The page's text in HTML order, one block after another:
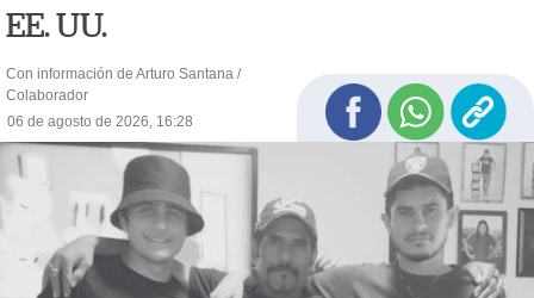
EE. UU.
Con información de Arturo Santana /
Colaborador
06 de agosto de 2026, 16:28